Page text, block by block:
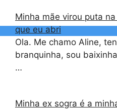
Minha mãe virou puta
que eu abri
Ola. Me chamo Aline,
branquinha, sou
…
Minha ex sogra é a